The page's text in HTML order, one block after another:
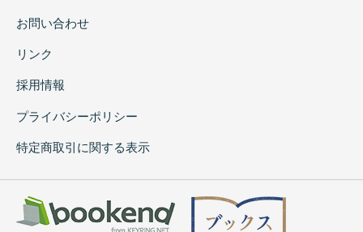
お問い合わせ
リンク
採用情報
プライバシーポリシー
特定商取引に関する表示